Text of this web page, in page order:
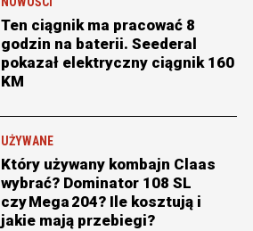
Ten ciągnik ma pracować 8
godzin na baterii. Seederal
pokazał elektryczny ciągnik 160
KM
UŻYWANE
Który używany kombajn Claas
wybrać? Dominator 108 SL
czy Mega 204? Ile kosztują i
jakie mają przebiegi?